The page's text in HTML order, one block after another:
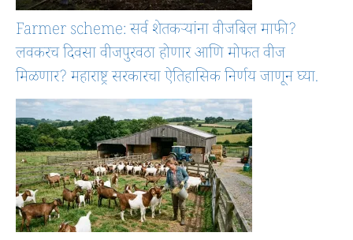
Farmer scheme: सर्व शेतकऱ्यांना वीजबिल माफी?
लवकरच दिवसा वीजपुरवठा होणार आणि मोफत वीज
मिळणार? महाराष्ट्र सरकारचा ऐतिहासिक निर्णय जाणून घ्या.